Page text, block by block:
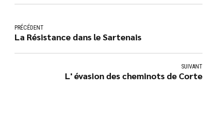
PRÉCÉDENT
La Résistance dans le Sartenais
SUIVANT
L' évasion des cheminots de Corte